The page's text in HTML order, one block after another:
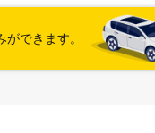
できます。